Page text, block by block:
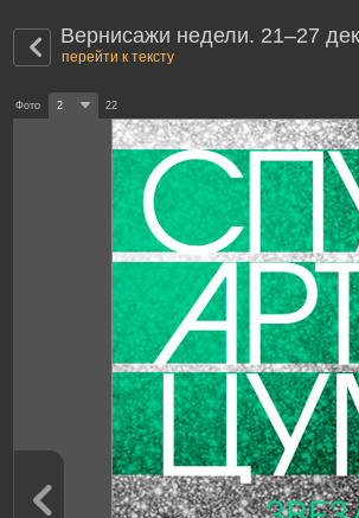
Вернисажи недели. 21–27
перейти к тексту
Фото 2 22